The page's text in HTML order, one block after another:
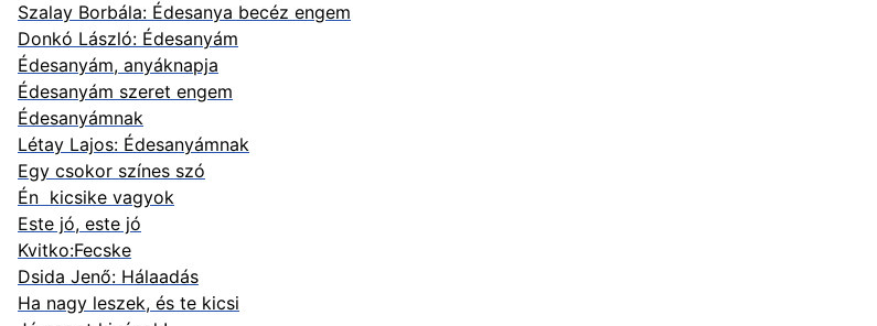
Szalay Borbála: Édesanya becéz engem
Donkó László: Édesanyám
Édesanyám, anyáknapja
Édesanyám szeret engem
Édesanyámnak
Létay Lajos: Édesanyámnak
Egy csokor színes szó
Én kicsike vagyok
Este jó, este jó
Kvitko:Fecske
Dsida Jenő: Hálaadás
Ha nagy leszek, és te kicsi